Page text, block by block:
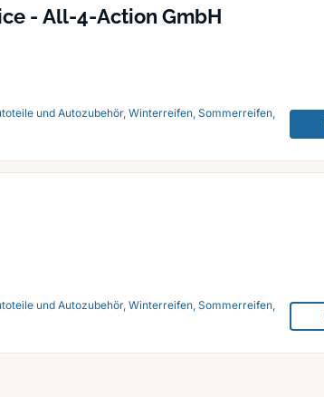
- All-4-Action GmbH
und Autozubehör, Winterreifen, Sommerreifen,
und Autozubehör, Winterreifen, Sommerreifen,